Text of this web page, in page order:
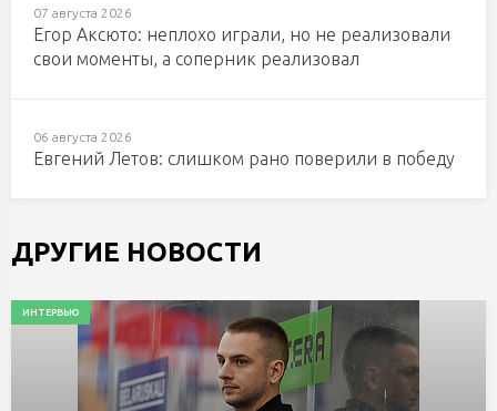
07 августа 2026
Егор Аксюто: неплохо играли, но не реализовали
свои моменты, а соперник реализовал
06 августа 2026
Евгений Летов: слишком рано поверили в победу
ДРУГИЕ НОВОСТИ
ИНТЕРВЬЮ